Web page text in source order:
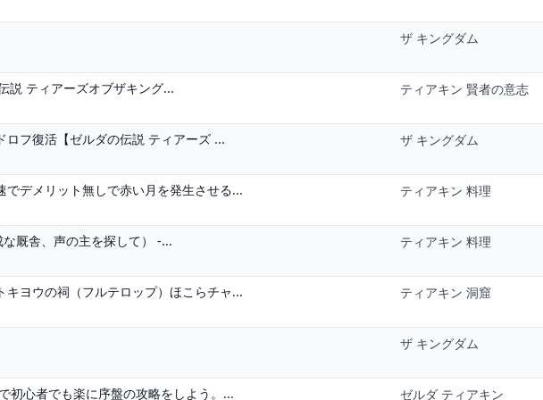
ザ キングダム
説 ティアーズオブザキング... ティアキン 賢者の意志
フ復活【ゼルダの伝説 ティアーズ ... ザ キングダム
デメリット無しで赤い月を発生させる... ティアキン 料理
厩舎、声の主を探して） -... ティアキン 料理
ヨウの祠（フルテロップ）ほこらチャ... ティアキン 洞窟
ザ キングダム
初心者でも楽に序盤の攻略をしよう。... ゼルダ ティアキン